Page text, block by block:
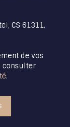
CS 61311,
de vos
consulter
.